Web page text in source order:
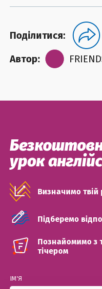
Поділитися:
Автор:
урок
Визначимо твій
Підберемо
Познайомимо з
тічером
ІМ'Я